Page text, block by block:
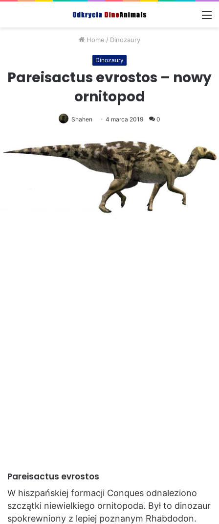
Home / Dinozaury
Dinozaury
Pareisactus evrostos – nowy
ornitopod
Shahen 4 marca 2019 0
Pareisactus evrostos
W hiszpańskiej formacji Conques odnaleziono
szczątki niewielkiego ornitopoda. Był to dinozaur
spokrewniony z lepiej poznanym Rhabdodon.